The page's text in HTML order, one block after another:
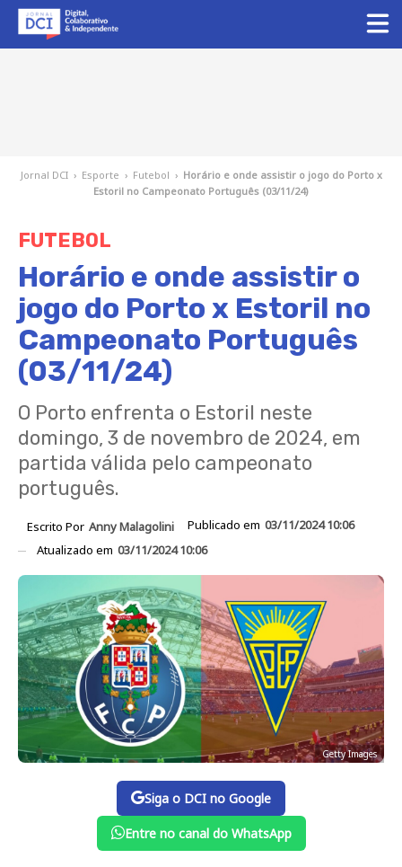
Jornal DCI › Esporte › Futebol › Horário e onde assistir o jogo do Porto x
Estoril no Campeonato Português (03/11/24)
FUTEBOL
Horário e onde assistir o
jogo do Porto x Estoril no
Campeonato Português
(03/11/24)
O Porto enfrenta o Estoril neste
domingo, 3 de novembro de 2024, em
partida válida pelo campeonato
português.
Escrito Por Anny Malagolini Publicado em 03/11/2024 10:06
Atualizado em 03/11/2024 10:06
Getty Images
Siga o DCI no Google
Entre no canal do WhatsApp